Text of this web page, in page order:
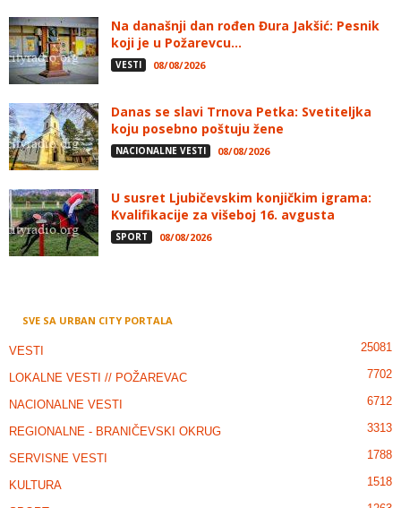
Na današnji dan rođen Đura Jakšić: Pesnik
koji je u Požarevcu...
VESTI 08/08/2026
Danas se slavi Trnova Petka: Svetiteljka
koju posebno poštuju žene
NACIONALNE VESTI 08/08/2026
U susret Ljubičevskim konjičkim igrama:
Kvalifikacije za višeboj 16. avgusta
SPORT 08/08/2026
SVE SA URBAN CITY PORTALA
VESTI 25081
LOKALNE VESTI // POŽAREVAC 7702
NACIONALNE VESTI 6712
REGIONALNE - BRANIČEVSKI OKRUG 3313
SERVISNE VESTI 1788
KULTURA 1518